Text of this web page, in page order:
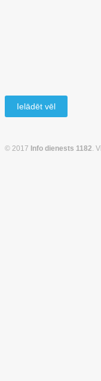
Ielādēt vēl
© 2017 Info dienests 1182.